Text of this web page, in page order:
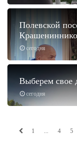
сегодня
Полевской
сегодня
Выберем свое
1 ... 4 5